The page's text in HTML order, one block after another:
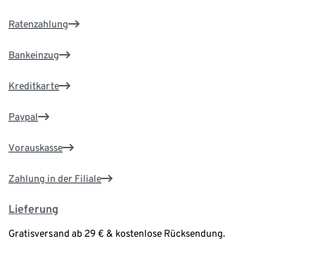
Ratenzahlung
Bankeinzug
Kreditkarte
Paypal
Vorauskasse
Zahlung in der Filiale
Lieferung
Gratisversand ab 29 € & kostenlose Rücksendung.